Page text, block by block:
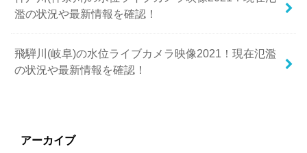
濫の状況や最新情報を確認！
飛騨川(岐阜)の水位ライブカメラ映像2021！現在氾濫
の状況や最新情報を確認！
アーカイブ